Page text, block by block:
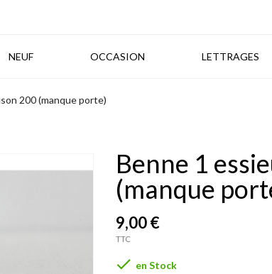
NEUF OCCASION LETTRAGES
200 (manque porte)
Benne 1
(manque
9,00 €
TTC
 en Stock